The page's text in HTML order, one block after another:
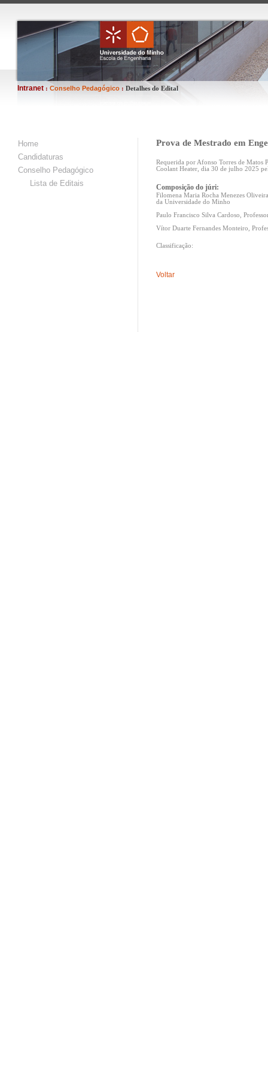
Intranet : Conselho Pedagógico : Detalhes do Edital
Home
Candidaturas
Conselho Pedagógico
Lista de Editais
Prova de Mestrado em
Requerida por Afonso Torres de Matos
Coolant Heater, dia 30 de julho 2025
Composição do júri:
Filomena Maria Rocha Menezes
da Universidade do Minho
Paulo Francisco Silva Cardoso,
Vítor Duarte Fernandes Monteiro,
Classificação:
Voltar